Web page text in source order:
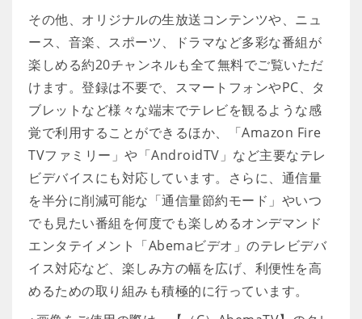
その他、オリジナルの生放送コンテンツや、ニュ
ース、音楽、スポーツ、ドラマなど多彩な番組が
楽しめる約20チャンネルも全て無料でご覧いただ
けます。登録は不要で、スマートフォンやPC、タ
ブレットなど様々な端末でテレビを観るような感
覚で利用することができるほか、「Amazon Fire
TVファミリー」や「AndroidTV」など主要なテレ
ビデバイスにも対応しています。さらに、通信量
を半分に削減可能な「通信量節約モード」やいつ
でも見たい番組を何度でも楽しめるオンデマンド
エンタテイメント「Abemaビデオ」のテレビデバ
イス対応など、楽しみ方の幅を広げ、利便性を高
めるための取り組みも積極的に行っています。